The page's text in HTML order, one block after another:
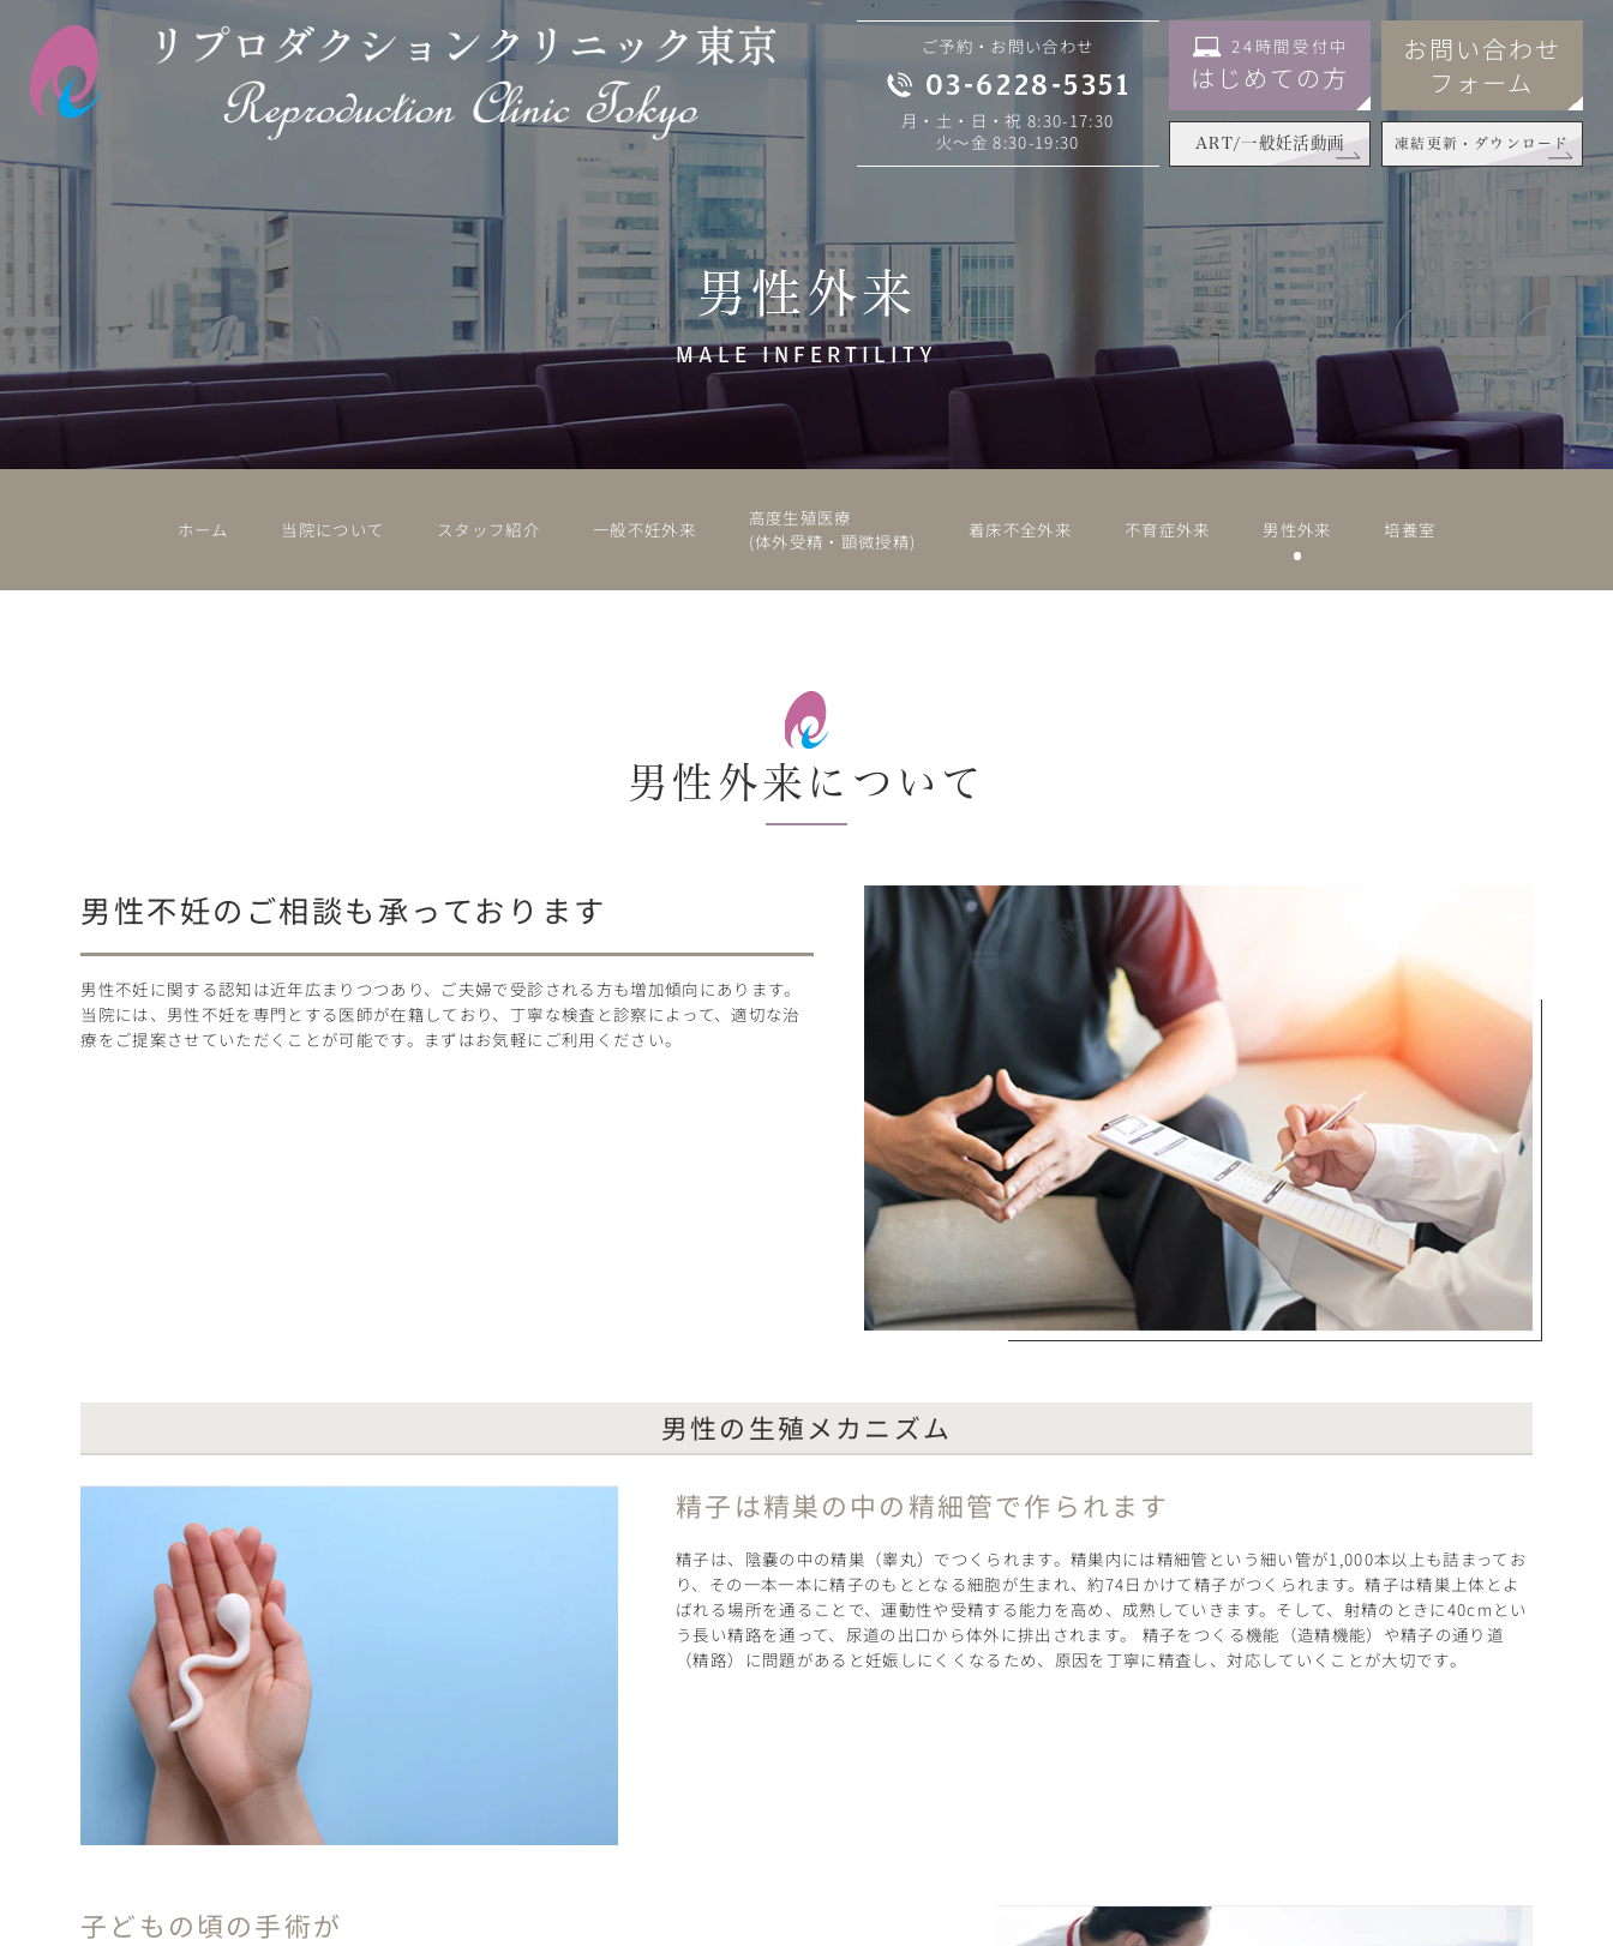
ご予約・お問い合わせ
03-6228-5351
月・土・日・祝 8:30-17:30
火～金 8:30-19:30
24時間受付中
はじめての方
ART/一般妊活動画
お問い合わせ
フォーム
凍結更新・ダウンロード
男性外来
MALE INFERTILITY
ホーム 当院について スタッフ紹介 一般不妊外来
高度生殖医療
(体外受精・顕微授精)
着床不全外来 不育症外来 男性外来 培養室
男性外来について
男性不妊のご相談も承っております
男性不妊に関する認知は近年広まりつつあり、ご夫婦で受診される方も増加傾向にあります。
当院には、男性不妊を専門とする医師が在籍しており、丁寧な検査と診察によって、適切な治
療をご提案させていただくことが可能です。まずはお気軽にご利用ください。
男性の生殖メカニズム
精子は精巣の中の精細管で作られます
精子は、陰嚢の中の精巣（睾丸）でつくられます。精巣内には精細管という細い管が1,000本以上も詰まってお
り、その一本一本に精子のもととなる細胞が生まれ、約74日かけて精子がつくられます。精子は精巣上体とよ
ばれる場所を通ることで、運動性や受精する能力を高め、成熟していきます。そして、射精のときに40cmとい
う長い精路を通って、尿道の出口から体外に排出されます。 精子をつくる機能（造精機能）や精子の通り道
（精路）に問題があると妊娠しにくくなるため、原因を丁寧に精査し、対応していくことが大切です。
子どもの頃の手術が